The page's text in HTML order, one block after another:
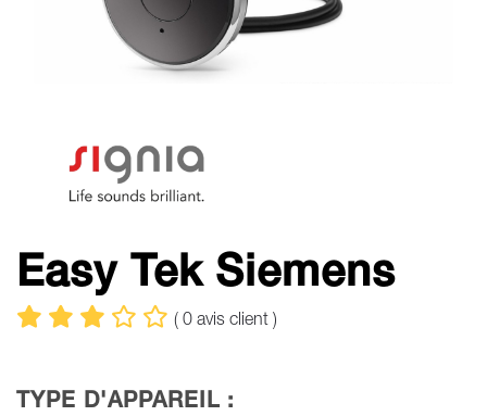
Easy Tek Siemens
( 0 avis client )
TYPE D'APPAREIL :